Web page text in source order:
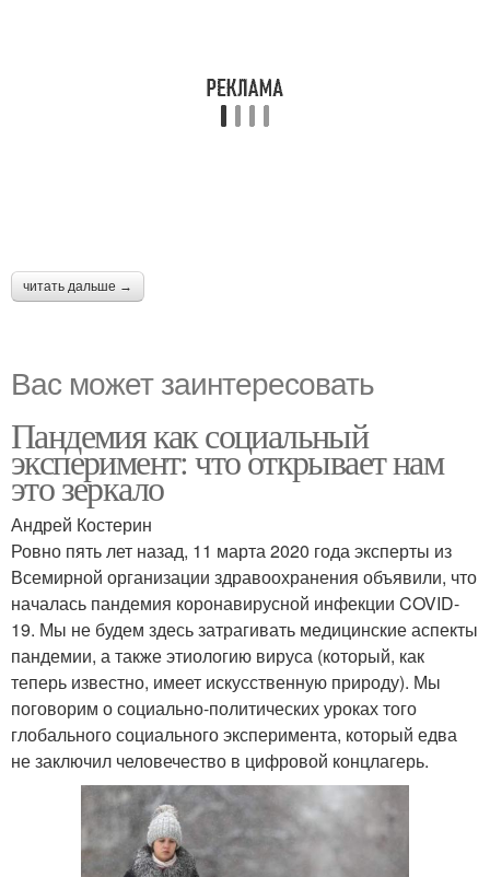
читать дальше →
Вас может заинтересовать
Пандемия как социальный
эксперимент: что открывает нам
это зеркало
Андрей Костерин
Ровно пять лет назад, 11 марта 2020 года эксперты из
Всемирной организации здравоохранения объявили, что
началась пандемия коронавирусной инфекции COVID-
19. Мы не будем здесь затрагивать медицинские аспекты
пандемии, а также этиологию вируса (который, как
теперь известно, имеет искусственную природу). Мы
поговорим о социально-политических уроках того
глобального социального эксперимента, который едва
не заключил человечество в цифровой концлагерь.